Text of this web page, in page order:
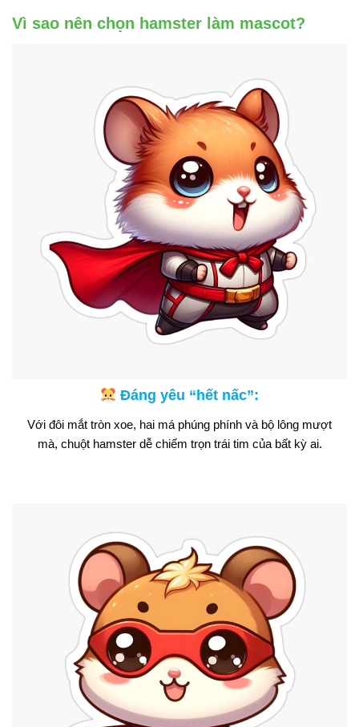
Vì sao nên chọn hamster làm mascot?
Đáng yêu “hết nấc”:
Với đôi mắt tròn xoe, hai má phúng phính và bộ lông mượt
mà, chuột hamster dễ chiếm trọn trái tim của bất kỳ ai.